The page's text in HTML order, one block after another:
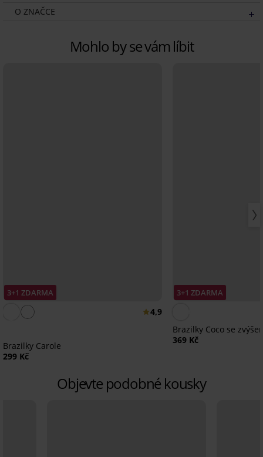
O ZNAČCE
Mohlo by se vám líbit
3+1 ZDARMA
4,9
Brazilky Carole
299 Kč
3+1 ZDARMA
Brazilky Coco se
369 Kč
Objevte podobné kousky